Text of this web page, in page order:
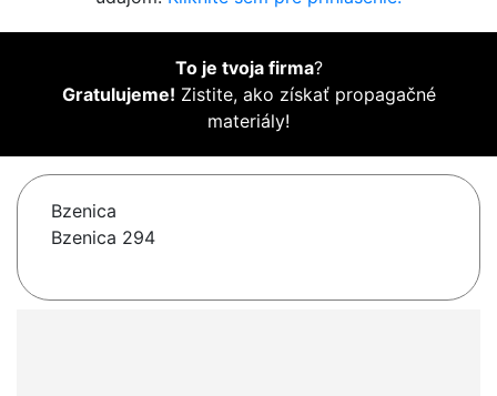
To je tvoja firma?
Gratulujeme! Zistite, ako získať propagačné
materiály!
Bzenica
Bzenica 294